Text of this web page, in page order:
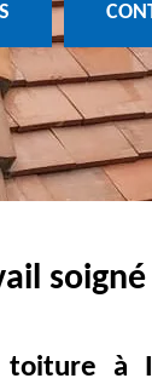
soigné
toiture à